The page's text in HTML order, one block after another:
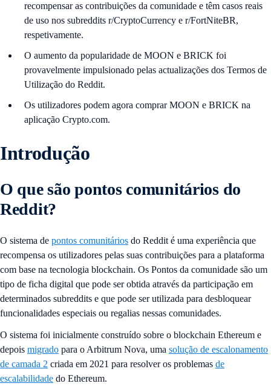
recompensar as contribuições da comunidade e têm casos reais
de uso nos subreddits r/CryptoCurrency e r/FortNiteBR,
respetivamente.
O aumento da popularidade de MOON e BRICK foi
provavelmente impulsionado pelas actualizações dos Termos de
Utilização do Reddit.
Os utilizadores podem agora comprar MOON e BRICK na
aplicação Crypto.com.
Introdução
O que são pontos comunitários do
Reddit?
O sistema de pontos comunitários do Reddit é uma experiência que
recompensa os utilizadores pelas suas contribuições para a plataforma
com base na tecnologia blockchain. Os Pontos da comunidade são um
tipo de ficha digital que pode ser obtida através da participação em
determinados subreddits e que pode ser utilizada para desbloquear
funcionalidades especiais ou regalias nessas comunidades.
O sistema foi inicialmente construído sobre o blockchain Ethereum e
depois migrado para o Arbitrum Nova, uma solução de escalonamento
de camada 2 criada em 2021 para resolver os problemas de
escalabilidade do Ethereum.